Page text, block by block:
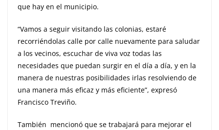
que hay en el municipio.
“Vamos a seguir visitando las colonias, estaré
recorriéndolas calle por calle nuevamente para saludar
a los vecinos, escuchar de viva voz todas las
necesidades que puedan surgir en el día a día, y en la
manera de nuestras posibilidades irlas resolviendo de
una manera más eficaz y más eficiente”, expresó
Francisco Treviño.
También mencionó que se trabajará para mejorar el